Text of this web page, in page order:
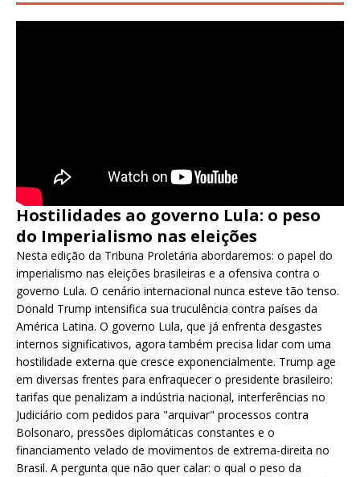
Hostilidades ao governo Lula: o peso
do Imperialismo nas eleições
Nesta edição da Tribuna Proletária abordaremos: o papel do
imperialismo nas eleições brasileiras e a ofensiva contra o
governo Lula. O cenário internacional nunca esteve tão tenso.
Donald Trump intensifica sua truculência contra países da
América Latina. O governo Lula, que já enfrenta desgastes
internos significativos, agora também precisa lidar com uma
hostilidade externa que cresce exponencialmente. Trump age
em diversas frentes para enfraquecer o presidente brasileiro:
tarifas que penalizam a indústria nacional, interferências no
Judiciário com pedidos para "arquivar" processos contra
Bolsonaro, pressões diplomáticas constantes e o
financiamento velado de movimentos de extrema-direita no
Brasil. A pergunta que não quer calar: o qual o peso da